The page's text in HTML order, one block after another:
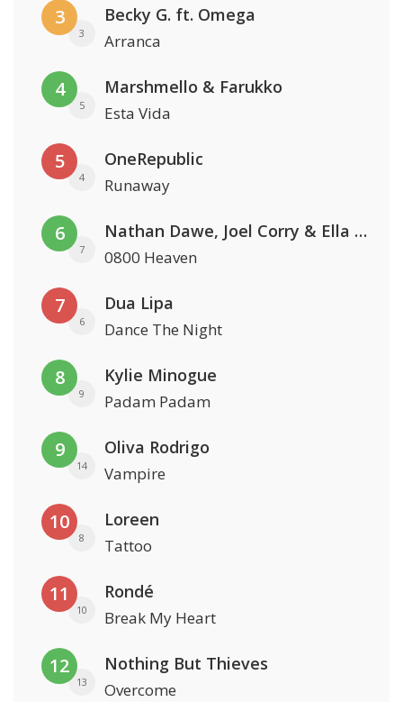
3
3
Becky G. ft. Omega
Arranca
4
5
Marshmello & Farukko
Esta Vida
5
4
OneRepublic
Runaway
6
7
Nathan Dawe, Joel Corry & Ella Henderson
0800 Heaven
7
6
Dua Lipa
Dance The Night
8
9
Kylie Minogue
Padam Padam
9
14
Oliva Rodrigo
Vampire
10
8
Loreen
Tattoo
11
10
Rondé
Break My Heart
12
13
Nothing But Thieves
Overcome